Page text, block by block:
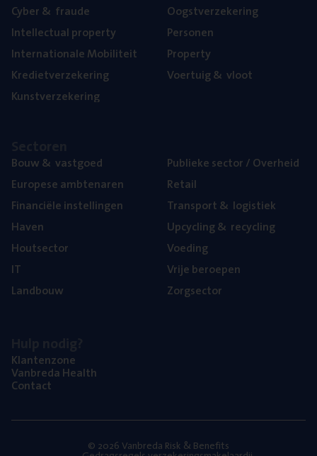
Cyber& fraude
Intel­lec­tu­al property
Inter­na­ti­o­na­le Mobiliteit
Kre­diet­ver­ze­ke­ring
Kunst­ver­ze­ke­ring
Oogst­ver­ze­ke­ring
Per­so­nen
Pro­per­ty
Voer­tuig& vloot
Bouw& vastgoed
Euro­pe­se ambtenaren
Finan­ci­ë­le instellingen
Haven
Hout­sec­tor
IT
Land­bouw
Publie­ke sec­tor / Overheid
Retail
Trans­port& logistiek
Upcy­cling& recycling
Voe­ding
Vrije beroe­pen
Zorg­sec­tor
Klan­ten­zo­ne
Van­b­re­da Health
Con­tact
© 2026 Vanbreda Risk & Benefits